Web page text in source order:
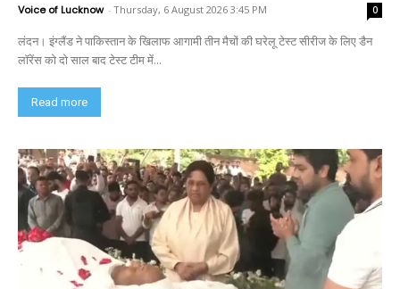
Voice of Lucknow - Thursday, 6 August 2026 3:45 PM 0
लंदन। इंग्लैंड ने पाकिस्तान के खिलाफ आगामी तीन मैचों की घरेलू टेस्ट सीरीज के लिए डैन
लॉरेंस को दो साल बाद टेस्ट टीम में...
Read more